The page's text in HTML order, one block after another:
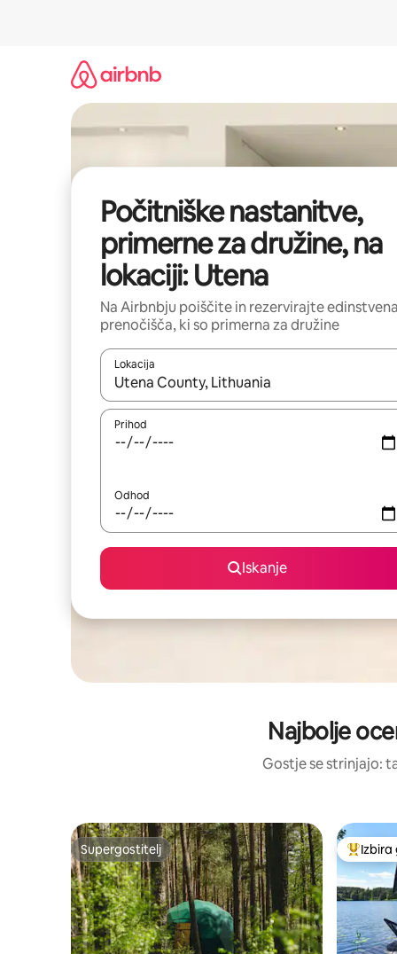
Počitniške nastanitve,
primerne za družine, na
lokaciji: Utena
Na Airbnbju poiščite in rezervirajte edinstvena
prenočišča, ki so primerna za družine
Lokacija
Ko so rezultati na voljo, krmarite s puščičnima
Prihod
Odhod
Iskanje
Najbolje
Gostje se strinjajo:
Supergostitelj
Supergostitelj Najbolj
Izbira